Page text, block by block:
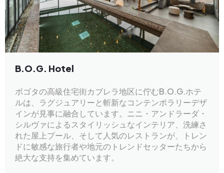
B.O.G. Hotel
ボゴタの高級住宅街カブレラ地区に佇むB.O.G.ホテ
ルは、ラグジュアリーと斬新なコンテンポラリーデザ
インが見事に融合しています。ニニ・アンドラーダ・
シルヴァによるスタイリッシュなインテリア、洗練さ
れた屋上プール、そして人気のレストランが、トレン
ドに敏感な旅行者や地元のトレンドセッターたちから
絶大な支持を集めています。